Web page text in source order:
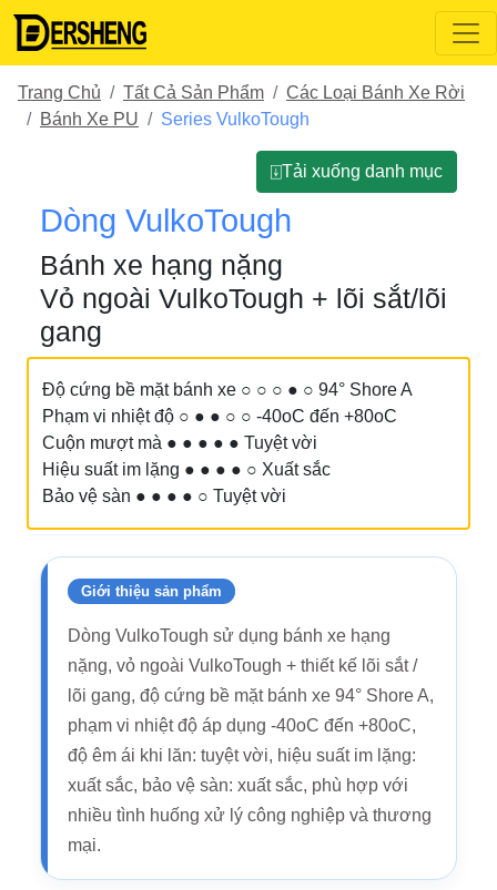
Trang Chủ Tất Cả Sản Phẩm
Các Loại Bánh Xe Rời
Bánh Xe PU
Series VulkoTough
⍗Tải xuống danh mục
Dòng VulkoTough
Bánh xe hạng nặng
Vỏ ngoài VulkoTough + lõi sắt/lõi
gang
Độ cứng bề mặt bánh xe ○ ○ ○ ● ○ 94° Shore A
Phạm vi nhiệt độ ○ ● ● ○ ○ -40oC đến +80oC
Cuộn mượt mà ● ● ● ● ● Tuyệt vời
Hiệu suất im lặng ● ● ● ● ○ Xuất sắc
Bảo vệ sàn ● ● ● ● ○ Tuyệt vời
Giới thiệu sản phẩm
Dòng VulkoTough sử dụng bánh xe hạng
nặng, vỏ ngoài VulkoTough + thiết kế lõi sắt /
lõi gang, độ cứng bề mặt bánh xe 94° Shore A,
phạm vi nhiệt độ áp dụng -40oC đến +80oC,
độ êm ái khi lăn: tuyệt vời, hiệu suất im lặng:
xuất sắc, bảo vệ sàn: xuất sắc, phù hợp với
nhiều tình huống xử lý công nghiệp và thương
mại.